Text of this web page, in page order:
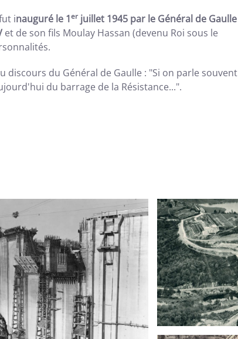
inauguré le 1er juillet 1945 par le Général de Gaulle
et de son fils Moulay Hassan (devenu Roi sous le
du Général de Gaulle : "Si on parle souvent
du barrage de la Résistance...".